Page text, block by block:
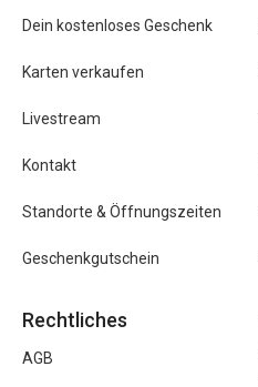
Dein kostenloses Geschenk
Karten verkaufen
Livestream
Kontakt
Standorte & Öffnungszeiten
Geschenkgutschein
Rechtliches
AGB